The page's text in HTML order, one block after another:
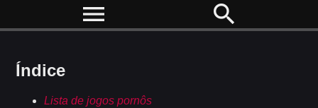
menu search
Índice
Lista de jogos pornôs